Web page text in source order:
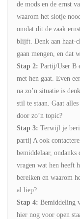
de mods en de ernst
waarom het slotje
omdat dit de zaak
blijft. Denk aan haat-
gaan mengen, en dat
Stap 2: Partij/User B
met hen gaat. Even
na zo’n situatie is
stil te staan. Gaat
door zo’n topic?
Stap 3: Terwijl je
partij A ook
bemiddelaar,
vragen wat hen heeft
bereiken en waarom
al liep?
Stap 4: Bemiddeling
hier nog voor open